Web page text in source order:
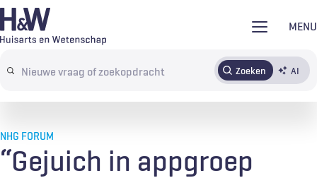
Overslaan
en
de
MENU
Search
terms
Zoeken AI
AbonnerenTijdschrift Inloggen
NHG FORUM
“Gejuich in appgroep